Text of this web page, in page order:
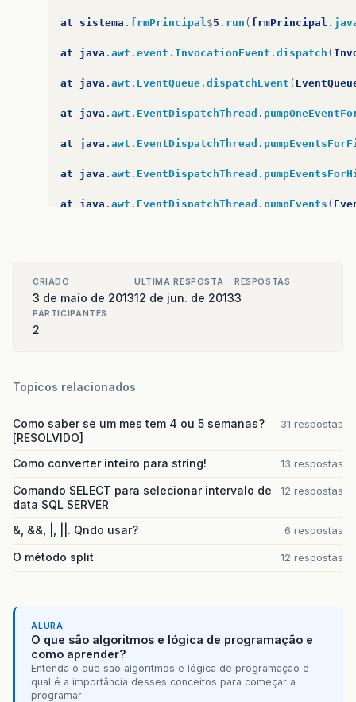
at sistema . frmPrincipal $5 . run ( frmPrincipal .
at java . awt . event . InvocationEvent . dispatch (
at java . awt . EventQueue . dispatchEvent (
at java . awt . EventDispatchThread .
at java . awt . EventDispatchThread .
at java . awt . EventDispatchThread .
at java . awt . EventDispatchThread . pumpEvents (
CONSTRUÍDO COM SUCESSO (tempo
CRIADO
3 de maio de 2013
ULTIMA RESPOSTA
12 de jun. de 2013
RESPOSTAS
3
PARTICIPANTES
2
Topicos relacionados
Como saber se um mes tem 4 ou 5 semanas?
[RESOLVIDO]
31 respostas
Como converter inteiro para string! 13 respostas
Comando SELECT para selecionar intervalo de
data SQL SERVER
12 respostas
&, &&, |, ||. Qndo usar? 6 respostas
O método split 12 respostas
ALURA
O que são algoritmos e lógica de programação e
como aprender?
Entenda o que são algoritmos e lógica de programação e
qual é a importância desses conceitos para começar a
programar